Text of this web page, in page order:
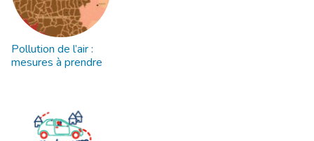
Pollution de l’air :
mesures à prendre